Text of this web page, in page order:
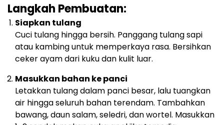
Langkah Pembuatan:
Siapkan tulang
Cuci tulang hingga bersih. Panggang tulang sapi
atau kambing untuk memperkaya rasa. Bersihkan
ceker ayam dari kuku dan kulit luar.
Masukkan bahan ke panci
Letakkan tulang dalam panci besar, lalu tuangkan
air hingga seluruh bahan terendam. Tambahkan
bawang, daun salam, seledri, dan wortel. Masukkan